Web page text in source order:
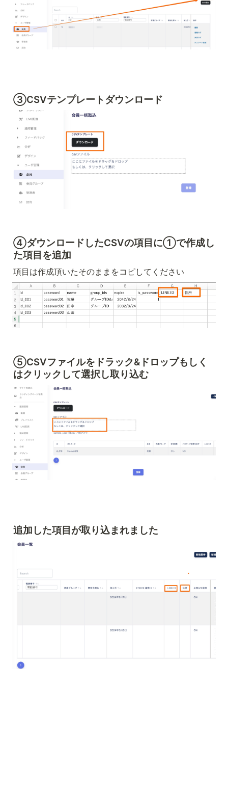
③CSVテンプレートダウンロード
④ダウンロードしたCSVの項目に①で作成し
た項目を追加
項目は作成頂いたそのままをコピしてください
⑤CSVファイルをドラック&ドロップもしく
はクリックして選択し取り込む
追加した項目が取り込まれました